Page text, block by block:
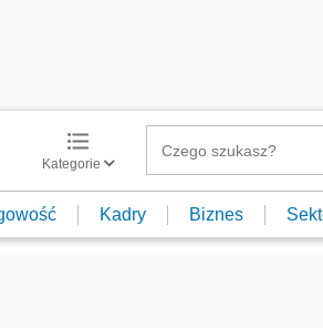
Kategorie
Kadry Biznes